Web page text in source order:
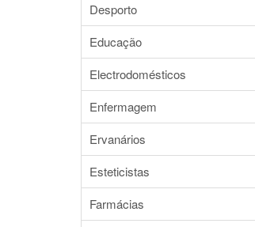
Desporto
Educação
Electrodomésticos
Enfermagem
Ervanários
Esteticistas
Farmácias